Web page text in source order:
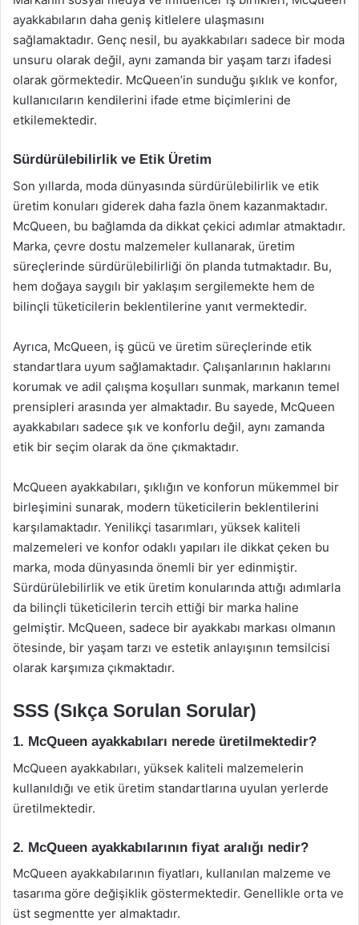
ayakkabıların daha geniş kitlelere ulaşmasını
sağlamaktadır. Genç nesil, bu ayakkabıları sadece bir moda
unsuru olarak değil, aynı zamanda bir yaşam tarzı ifadesi
olarak görmektedir. McQueen’in sunduğu şıklık ve konfor,
kullanıcıların kendilerini ifade etme biçimlerini de
etkilemektedir.
Sürdürülebilirlik ve Etik Üretim
Son yıllarda, moda dünyasında sürdürülebilirlik ve etik
üretim konuları giderek daha fazla önem kazanmaktadır.
McQueen, bu bağlamda da dikkat çekici adımlar atmaktadır.
Marka, çevre dostu malzemeler kullanarak, üretim
süreçlerinde sürdürülebilirliği ön planda tutmaktadır. Bu,
hem doğaya saygılı bir yaklaşım sergilemekte hem de
bilinçli tüketicilerin beklentilerine yanıt vermektedir.
Ayrıca, McQueen, iş gücü ve üretim süreçlerinde etik
standartlara uyum sağlamaktadır. Çalışanlarının haklarını
korumak ve adil çalışma koşulları sunmak, markanın temel
prensipleri arasında yer almaktadır. Bu sayede, McQueen
ayakkabıları sadece şık ve konforlu değil, aynı zamanda
etik bir seçim olarak da öne çıkmaktadır.
McQueen ayakkabıları, şıklığın ve konforun mükemmel bir
birleşimini sunarak, modern tüketicilerin beklentilerini
karşılamaktadır. Yenilikçi tasarımları, yüksek kaliteli
malzemeleri ve konfor odaklı yapıları ile dikkat çeken bu
marka, moda dünyasında önemli bir yer edinmiştir.
Sürdürülebilirlik ve etik üretim konularında attığı adımlarla
da bilinçli tüketicilerin tercih ettiği bir marka haline
gelmiştir. McQueen, sadece bir ayakkabı markası olmanın
ötesinde, bir yaşam tarzı ve estetik anlayışının temsilcisi
olarak karşımıza çıkmaktadır.
SSS (Sıkça Sorulan Sorular)
1. McQueen ayakkabıları nerede üretilmektedir?
McQueen ayakkabıları, yüksek kaliteli malzemelerin
kullanıldığı ve etik üretim standartlarına uyulan yerlerde
üretilmektedir.
2. McQueen ayakkabılarının fiyat aralığı nedir?
McQueen ayakkabılarının fiyatları, kullanılan malzeme ve
tasarıma göre değişiklik göstermektedir. Genellikle orta ve
üst segmentte yer almaktadır.